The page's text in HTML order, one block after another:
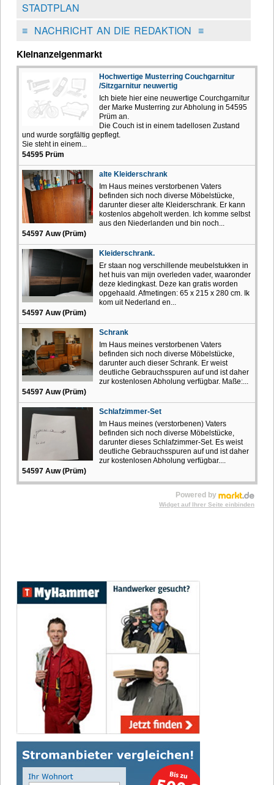
STADTPLAN
≡NACHRICHT AN DIE REDAKTION ≡
Kleinanzeigenmarkt
Hochwertige Musterring Couchgarnitur
/Sitzgarnitur neuwertig
Ich biete hier eine neuwertige Courchgarnitur
der Marke Musterring zur Abholung in 54595
Prüm an.
Die Couch ist in einem tadellosen Zustand
und wurde sorgfältig gepflegt.
Sie steht in einem...
54595 Prüm
alte Kleiderschrank
Im Haus meines verstorbenen Vaters
befinden sich noch diverse Möbelstücke,
darunter dieser alte Kleiderschrank. Er kann
kostenlos abgeholt werden. Ich komme selbst
aus den Niederlanden und bin noch...
54597 Auw (Prüm)
Kleiderschrank.
Er staan ​​nog verschillende meubelstukken in
het huis van mijn overleden vader, waaronder
deze kledingkast. Deze kan gratis worden
opgehaald. Afmetingen: 65 x 215 x 280 cm. Ik
kom uit Nederland en...
54597 Auw (Prüm)
Schrank
Im Haus meines verstorbenen Vaters
befinden sich noch diverse Möbelstücke,
darunter auch dieser Schrank. Er weist
deutliche Gebrauchsspuren auf und ist daher
zur kostenlosen Abholung verfügbar. Maße:...
54597 Auw (Prüm)
Schlafzimmer-Set
Im Haus meines (verstorbenen) Vaters
befinden sich noch diverse Möbelstücke,
darunter dieses Schlafzimmer-Set. Es weist
deutliche Gebrauchsspuren auf und ist daher
zur kostenlosen Abholung verfügbar....
54597 Auw (Prüm)
Powered by
Widget auf Ihrer Seite einbinden